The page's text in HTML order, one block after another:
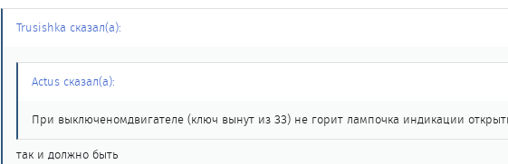
Trusishka сказал(а):
Actus сказал(а):
При выключеномдвигателе (ключ вынут из ЗЗ) не горит лампочка индикации
так и должно быть